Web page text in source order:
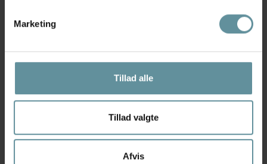
Marketing
Tillad alle
Tillad valgte
Afvis
Pilgrim
Pilgrim AIR halskæde 102612011
399,00 kr
Pilgrim
Pilgrim AIR halskæde 102616011
399,00 kr